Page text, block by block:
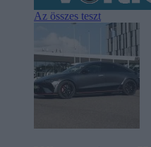
Az összes teszt